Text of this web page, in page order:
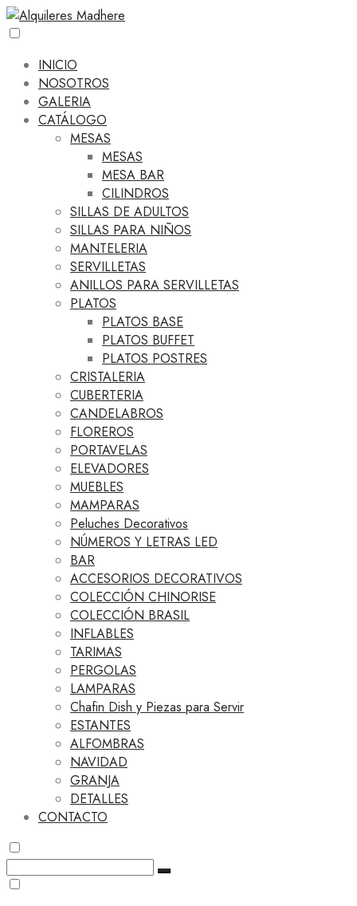
INICIO
NOSOTROS
GALERIA
CATÁLOGO
MESAS
MESAS
MESA BAR
CILINDROS
SILLAS DE ADULTOS
SILLAS PARA NIÑOS
MANTELERIA
SERVILLETAS
ANILLOS PARA SERVILLETAS
PLATOS
PLATOS BASE
PLATOS BUFFET
PLATOS POSTRES
CRISTALERIA
CUBERTERIA
CANDELABROS
FLOREROS
PORTAVELAS
ELEVADORES
MUEBLES
MAMPARAS
Peluches Decorativos
NÚMEROS Y LETRAS LED
BAR
ACCESORIOS DECORATIVOS
COLECCIÓN CHINORISE
COLECCIÓN BRASIL
INFLABLES
TARIMAS
PERGOLAS
LAMPARAS
Chafin Dish y Piezas para Servir
ESTANTES
ALFOMBRAS
NAVIDAD
GRANJA
DETALLES
CONTACTO